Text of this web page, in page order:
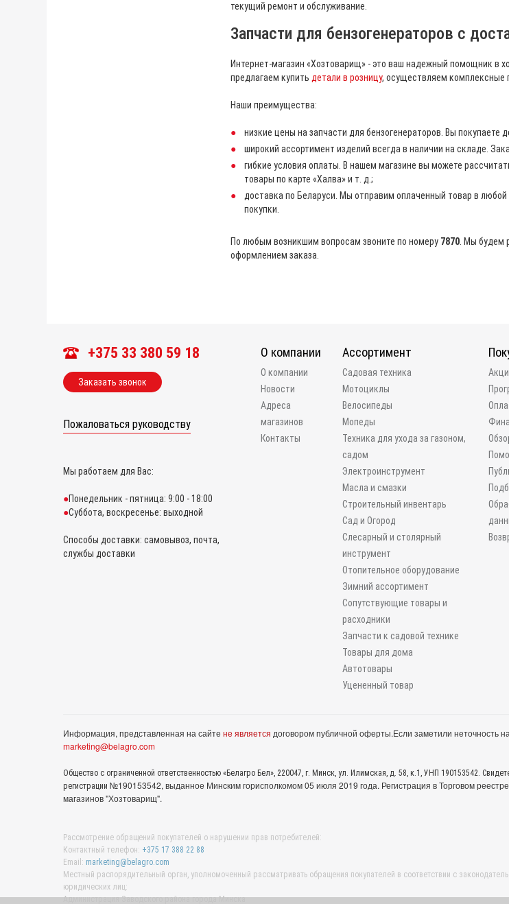
текущий ремонт и обслуживание.
Запчасти для бензогенераторов с
Интернет-магазин «Хозтоварищ» - это ваш надежный помощник в
предлагаем купить детали в розницу, осуществляем комплексные
Наши преимущества:
низкие цены на запчасти для бензогенераторов. Вы покупаете
широкий ассортимент изделий всегда в наличии на складе.
гибкие условия оплаты. В нашем магазине вы можете
товары по карте «Халва» и т. д.;
доставка по Беларуси. Мы отправим оплаченный товар в
покупки.
По любым возникшим вопросам звоните по номеру 7870 . Мы будем
оформлением заказа.
+375 33 380 59 18
Заказать звонок
Пожаловаться руководству
Мы работаем для Вас:
Понедельник - пятница: 9:00 - 18:00
Суббота, воскресенье: выходной
Способы доставки: самовывоз, почта,
службы доставки
О компании
О компании
Новости
Адреса
магазинов
Контакты
Ассортимент
Садовая техника
Мотоциклы
Велосипеды
Мопеды
Техника для ухода за газоном,
садом
Электроинструмент
Масла и смазки
Строительный инвентарь
Сад и Огород
Слесарный и столярный
инструмент
Отопительное оборудование
Зимний ассортимент
Сопутствующие товары и
расходники
Запчасти к садовой технике
Товары для дома
Автотовары
Уцененный товар
Информация, представленная на сайте не является договором публичной оферты.Если заметили неточность
marketing@belagro.com
Общество с ограниченной ответственностью «Белагро Бел», 220047, г. Минск, ул. Илимская, д. 58, к.1, УНП 190153542.
регистрации №190153542, выданное Минcким горисполкомом 05 июля 2019 года. Регистрация в Торговом
магазинов "Хозтоварищ".
Рассмотрение обращений покупателей о нарушении прав потребителей:
Контактный телефон: +375 17 388 22 88
Email: marketing@belagro.com
Местный распорядительный орган, уполномоченный рассматривать обращения покупателей в соответствии с
юридических лиц:
Администрация Заводского района города Минска